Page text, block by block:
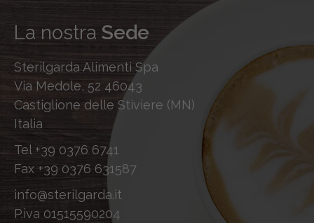
La nostra Sede
Sterilgarda Alimenti Spa
Via Medole, 52 46043
Castiglione delle Stiviere (MN)
Italia
Tel +39 0376 6741
Fax +39 0376 631587
info@sterilgarda.it
P.iva 01515590204